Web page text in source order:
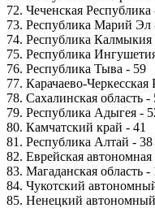
72. Чеченская Республика
73. Республика Марий Эл
74. Республика Калмыкия
75. Республика
76. Республика Тыва - 59
77. Карачаево-Черкесская
78. Сахалинская область -
79. Республика Адыгея -
80. Камчатский край - 41
81. Республика Алтай - 38
82. Еврейская автономная
83. Магаданская область -
84. Чукотский
85. Ненецкий